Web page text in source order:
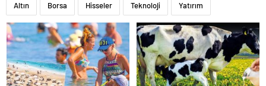
Altın Borsa Hisseler Teknoloji Yatırım